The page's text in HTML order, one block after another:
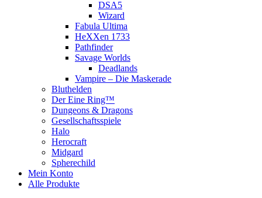
DSA5
Wizard
Fabula Ultima
HeXXen 1733
Pathfinder
Savage Worlds
Deadlands
Vampire – Die Maskerade
Bluthelden
Der Eine Ring™
Dungeons & Dragons
Gesellschaftsspiele
Halo
Herocraft
Midgard
Spherechild
Mein Konto
Alle Produkte